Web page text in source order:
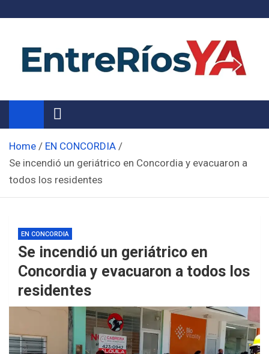
Noticias de Entre Ríos
Información de toda la provincia ahora
Home
EN CONCORDIA
Se incendió un geriátrico en Concordia y evacuaron a
todos los residentes
EN CONCORDIA
Se incendió un geriátrico en
Concordia y evacuaron a todos los
residentes